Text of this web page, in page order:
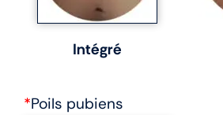
Intégré
*Poils pubiens